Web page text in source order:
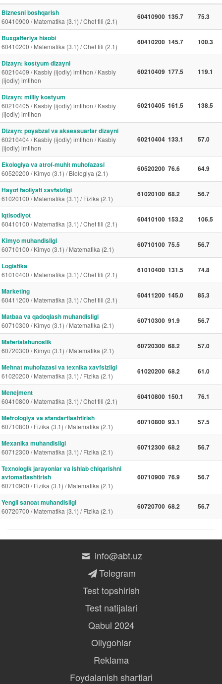
Biznesni boshqarish
60410900 / Matematika (3.1) / Chet tili (2.1)
60410900 135.7 75.3
Buxgalteriya hisobi
60410200 / Matematika (3.1) / Chet tili (2.1)
60410200 145.7 100.3
Dizayn: kostyum dizayni
60210409 / Kasbiy (ijodiy) imtihon / Kasbiy
(ijodiy) imtihon
60210409 177.5 119.1
Dizayn: milliy kostyum
60210405 / Kasbiy (ijodiy) imtihon / Kasbiy
(ijodiy) imtihon
60210405 161.5 138.5
Dizayn: poyabzal va aksessuarlar dizayni
60210404 / Kasbiy (ijodiy) imtihon / Kasbiy
(ijodiy) imtihon
60210404 133.1 57.0
Ekologiya va atrof-muhit muhofazasi
60520200 / Kimyo (3.1) / Biologiya (2.1)
60520200 76.6 64.9
Hayot faoliyati xavfsizligi
61020100 / Matematika (3.1) / Fizika (2.1)
61020100 68.2 56.7
Iqtisodiyot
60410100 / Matematika (3.1) / Chet tili (2.1)
60410100 153.2 106.5
Kimyo muhandisligi
60710100 / Kimyo (3.1) / Matematika (2.1)
60710100 75.5 56.7
Logistika
61010400 / Matematika (3.1) / Chet tili (2.1)
61010400 131.5 74.8
Marketing
60411200 / Matematika (3.1) / Chet tili (2.1)
60411200 145.0 85.3
Matbaa va qadoqlash muhandisligi
60710300 / Kimyo (3.1) / Matematika (2.1)
60710300 91.9 56.7
Materialshunoslik
60720300 / Kimyo (3.1) / Matematika (2.1)
60720300 68.2 57.0
Mehnat muhofazasi va texnika xavfsizligi
61020200 / Matematika (3.1) / Fizika (2.1)
61020200 68.2 61.0
Menejment
60410800 / Matematika (3.1) / Chet tili (2.1)
60410800 150.1 76.1
Metrologiya va standartlashtirish
60710800 / Fizika (3.1) / Matematika (2.1)
60710800 93.1 57.5
Mexanika muhandisligi
60712300 / Matematika (3.1) / Fizika (2.1)
60712300 68.2 56.7
Texnologik jarayonlar va ishlab chiqarishni
avtomatlashtirish
60710900 / Fizika (3.1) / Matematika (2.1)
60710900 76.9 56.7
Yengil sanoat muhandisligi
60720700 / Matematika (3.1) / Fizika (2.1)
60720700 68.2 56.7
info@abt.uz
Telegram
Test topshirish
Test natijalari
Qabul 2024
Oliygohlar
Reklama
Foydalanish shartlari